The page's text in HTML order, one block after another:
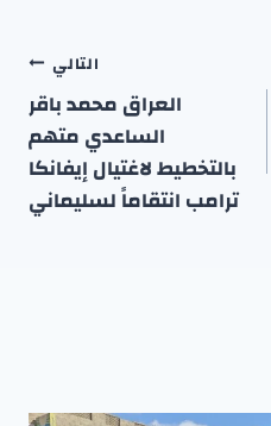
التالي
العراق محمد باقر
الساعدي متهم
بالتخطيط لاغتيال إيفانكا
ترامب انتقاماً لسليماني